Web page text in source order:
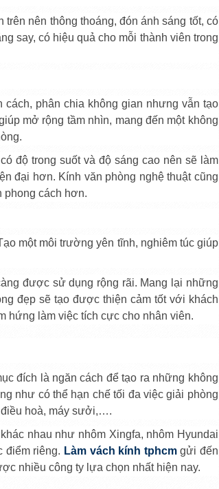
trên nên thông thoáng, đón ánh sáng tốt, có
say, có hiệu quả cho mỗi thành viên trong
cách, phân chia không gian nhưng vẫn tạo
mở rộng tầm nhìn, mang đến một không
độ trong suốt và độ sáng cao nên sẽ làm
đại hơn. Kính văn phòng nghệ thuật cũng
phong cách hơn.
một môi trường yên tĩnh, nghiêm túc giúp
được sử dụng rộng rãi. Mang lại những
đẹp sẽ tạo được thiện cảm tốt với khách
hứng làm việc tích cực cho nhân viên.
đích là ngăn cách để tạo ra những không
như có thể hạn chế tối đa việc giải phòng
điều hoà, máy sưởi,….
nhau như nhôm Xingfa, nhôm Hyundai
điểm riêng. Làm vách kính tphcmgửi đến
nhiều công ty lựa chọn nhất hiện nay.